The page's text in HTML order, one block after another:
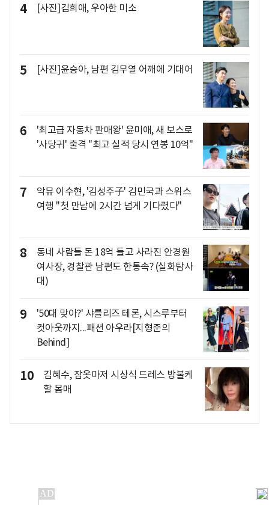
4 [사진]김희애, 우아한 미소
5 [사진]윤승아, 남편 김무열 어깨에 기대어
6
'최고급 자동차 판매왕' 윤미애, 새 보스로
'사당귀' 출격 "최고 실적 당시 연봉 10억"
7
악뮤 이수현, '김성주子' 김민국과 스위스
여행 "첫 만남에 2시간 넘게 기다렸다"
8
동네 사람들 돈 18억 들고 사라진 안경원
여사장, 경찰관 남편도 한통속? (실화탐사
대)
9
'50대 맞아?' 샤를리즈 테론, 시스루부터
컷아웃까지...패션 아우라[지형준의
Behind]
10
김혜수, 잠옷마저 시상식 드레스 방불케
할 몸매